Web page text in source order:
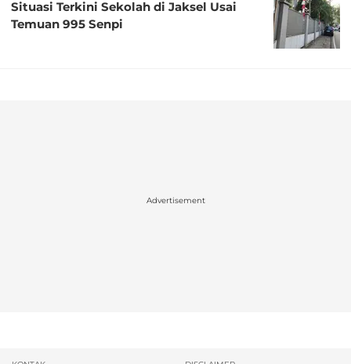
Situasi Terkini Sekolah di Jaksel Usai
Temuan 995 Senpi
Advertisement